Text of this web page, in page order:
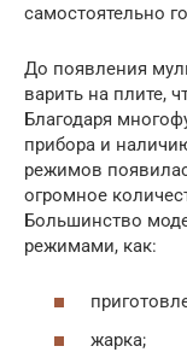
самостоятельно
До появления
варить на плите,
Благодаря
прибора и
режимов
огромное
Большинство
режимами, как:
жарка;